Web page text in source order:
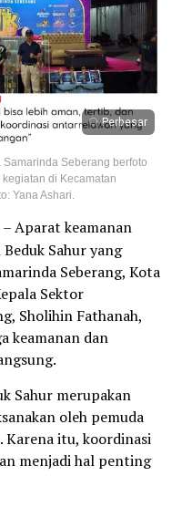
Perbesar
Seberang berfoto
di Kecamatan
Yana Ashari.
– Aparat keamanan
Sahur yang
Seberang, Kota
Sektor
Sholihin Fathanah,
keamanan dan
Sahur merupakan
oleh pemuda
Karena itu, koordinasi
menjadi hal penting